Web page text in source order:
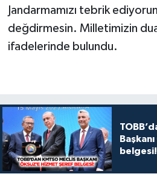
Jandarmamızı tebrik
değdirmesin. Milletimizin
ifadelerinde bulundu.
belgesi!